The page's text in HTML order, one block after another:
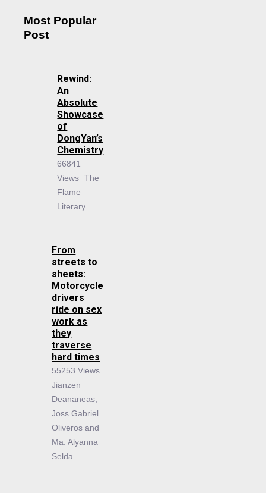
Most Popular
Post
Rewind:
An
Absolute
Showcase
of
DongYan’s
Chemistry
66841
Views The
Flame
Literary
From
streets to
sheets:
Motorcycle
drivers
ride on sex
work as
they
traverse
hard times
55253 Views
Jianzen
Deananeas,
Joss Gabriel
Oliveros and
Ma. Alyanna
Selda